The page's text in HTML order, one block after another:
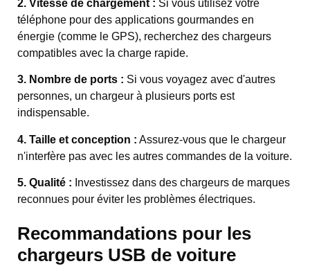
2. Vitesse de chargement : Si vous utilisez votre
téléphone pour des applications gourmandes en
énergie (comme le GPS), recherchez des chargeurs
compatibles avec la charge rapide.
3. Nombre de ports : Si vous voyagez avec d'autres
personnes, un chargeur à plusieurs ports est
indispensable.
4. Taille et conception : Assurez-vous que le chargeur
n'interfère pas avec les autres commandes de la voiture.
5. Qualité : Investissez dans des chargeurs de marques
reconnues pour éviter les problèmes électriques.
Recommandations pour les
chargeurs USB de voiture